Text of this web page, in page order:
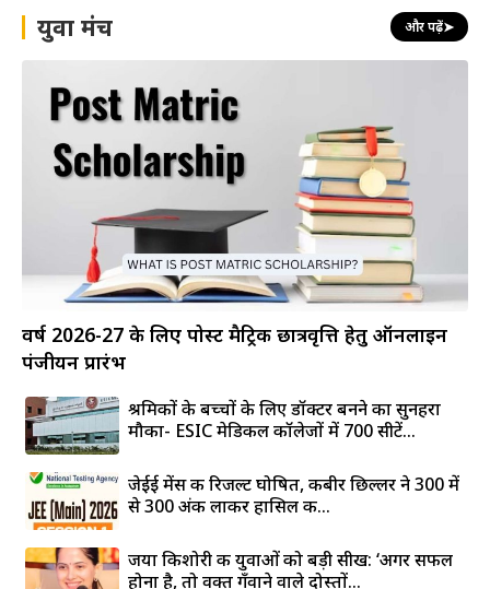
युवा मंच और पढ़ें➤
वर्ष 2026-27 के लिए पोस्ट मैट्रिक छात्रवृत्ति हेतु ऑनलाइन
पंजीयन प्रारंभ
श्रमिकों के बच्चों के लिए डॉक्टर बनने का सुनहरा
मौका- ESIC मेडिकल कॉलेजों में 700 सीटें...
जेईई मेंस की रिजल्ट घोषित, कबीर छिल्लर ने 300 में
से 300 अंक लाकर हासिल की...
जया किशोरी की युवाओं को बड़ी सीख: ‘अगर सफल
होना है, तो वक्त गँवाने वाले दोस्तों...